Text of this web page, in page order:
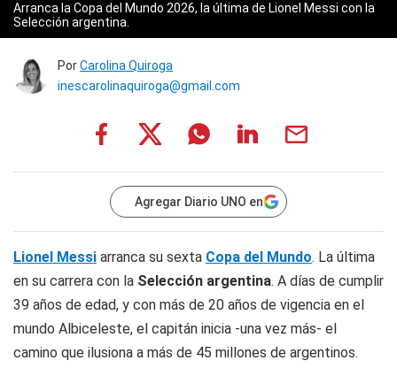
Arranca la Copa del Mundo 2026, la última de Lionel Messi con la
Selección argentina.
PorCarolina Quiroga
inescarolinaquiroga@gmail.com
Agregar Diario UNO en
Lionel Messi arranca su sexta Copa del Mundo. La última
en su carrera con la Selección argentina. A días de cumplir
39 años de edad, y con más de 20 años de vigencia en el
mundo Albiceleste, el capitán inicia -una vez más- el
camino que ilusiona a más de 45 millones de argentinos.